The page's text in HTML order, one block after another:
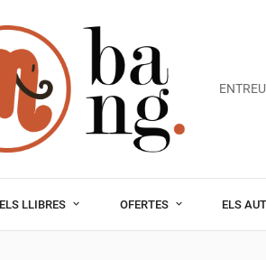
ENTREU
LLIBRES OFERTES ELS